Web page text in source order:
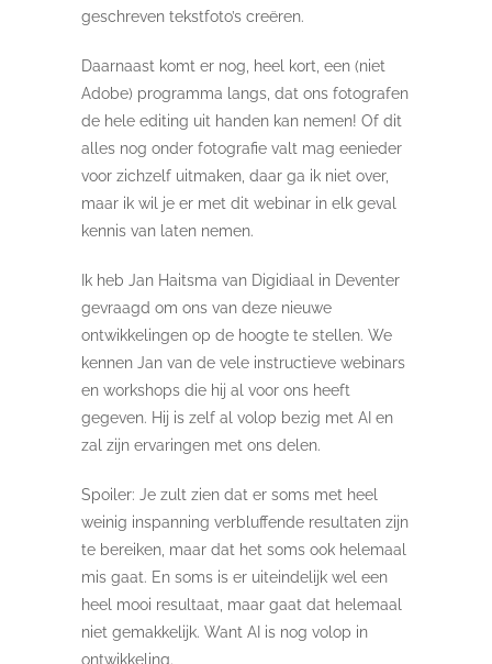
geschreven tekstfoto’s creëren.
Daarnaast komt er nog, heel kort, een (niet
Adobe) programma langs, dat ons fotografen
de hele editing uit handen kan nemen! Of dit
alles nog onder fotografie valt mag eenieder
voor zichzelf uitmaken, daar ga ik niet over,
maar ik wil je er met dit webinar in elk geval
kennis van laten nemen.
Ik heb Jan Haitsma van Digidiaal in Deventer
gevraagd om ons van deze nieuwe
ontwikkelingen op de hoogte te stellen. We
kennen Jan van de vele instructieve webinars
en workshops die hij al voor ons heeft
gegeven. Hij is zelf al volop bezig met AI en
zal zijn ervaringen met ons delen.
Spoiler: Je zult zien dat er soms met heel
weinig inspanning verbluffende resultaten zijn
te bereiken, maar dat het soms ook helemaal
mis gaat. En soms is er uiteindelijk wel een
heel mooi resultaat, maar gaat dat helemaal
niet gemakkelijk. Want AI is nog volop in
ontwikkeling.